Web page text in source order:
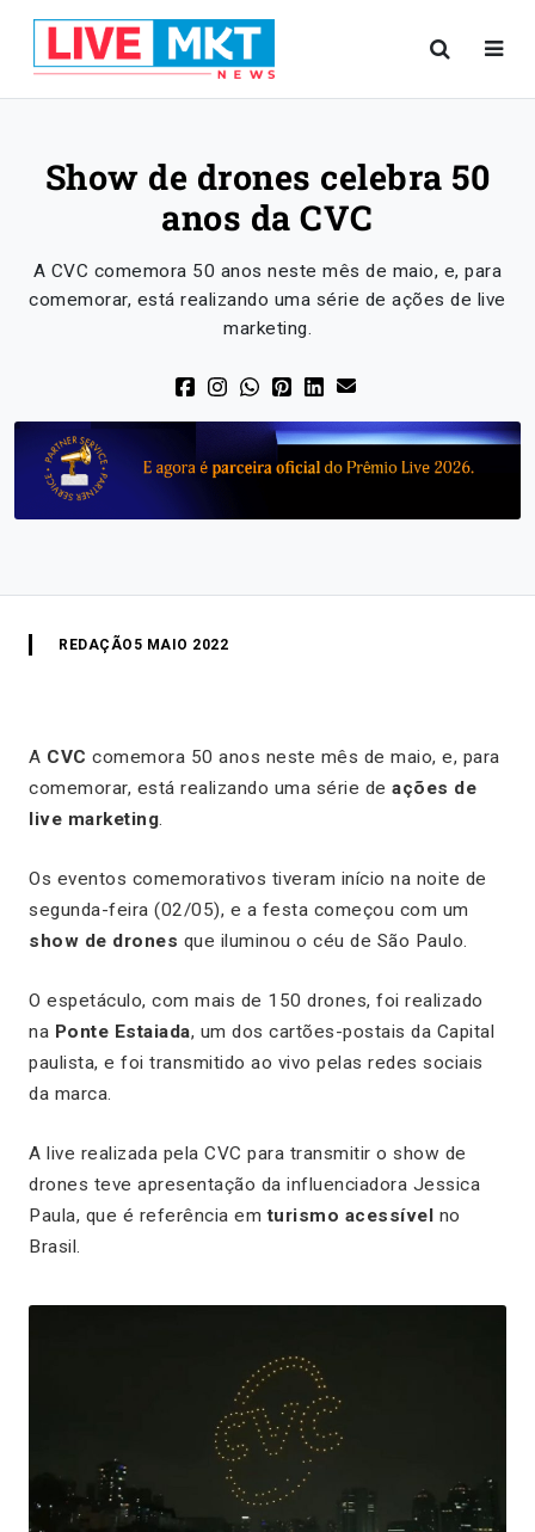
Show de drones celebra 50
anos da CVC
A CVC comemora 50 anos neste mês de maio, e, para
comemorar, está realizando uma série de ações de live
marketing.
REDAÇÃO 5 MAIO 2022
A CVC comemora 50 anos neste mês de maio, e, para
comemorar, está realizando uma série de ações de
live marketing.
Os eventos comemorativos tiveram início na noite de
segunda-feira (02/05), e a festa começou com um
show de drones que iluminou o céu de São Paulo.
O espetáculo, com mais de 150 drones, foi realizado
na Ponte Estaiada, um dos cartões-postais da Capital
paulista, e foi transmitido ao vivo pelas redes sociais
da marca.
A live realizada pela CVC para transmitir o show de
drones teve apresentação da influenciadora Jessica
Paula, que é referência emturismo acessível no
Brasil.